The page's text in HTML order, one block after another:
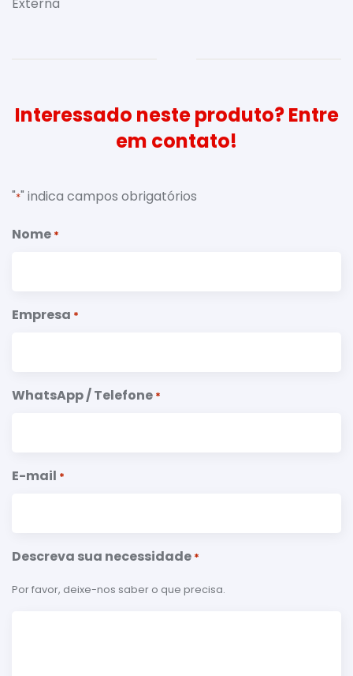
Interessado neste produto? Entre
em contato!
"*" indica campos obrigatórios
Nome *
Empresa *
WhatsApp / Telefone *
E-mail *
Descreva sua necessidade *
Por favor, deixe-nos saber o que precisa.